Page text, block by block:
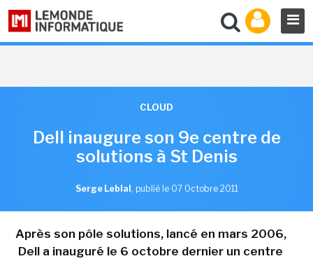
CLOUD
Dell inaugure son 9e centre de
solutions à St Denis
Serge Leblal , publié le 07 Octobre 2011
Après son pôle solutions, lancé en mars 2006,
Dell a inauguré le 6 octobre dernier un centre